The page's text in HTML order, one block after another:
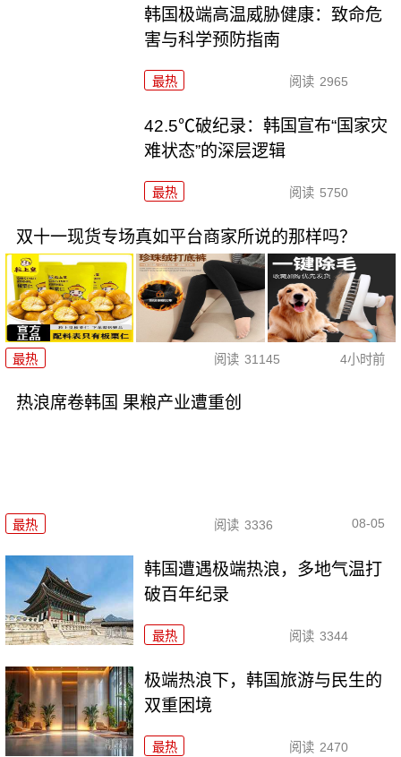
韩国极端高温威胁健康：致命危
害与科学预防指南
最热 阅读 2965
42.5℃破纪录：韩国宣布“国家灾
难状态”的深层逻辑
最热 阅读 5750
双十一现货专场真如平台商家所说的那样吗？
最热 阅读 31145 4小时前
热浪席卷韩国 果粮产业遭重创
最热 阅读 3336 08-05
韩国遭遇极端热浪，多地气温打
破百年纪录
最热 阅读 3344
极端热浪下，韩国旅游与民生的
双重困境
最热 阅读 2470